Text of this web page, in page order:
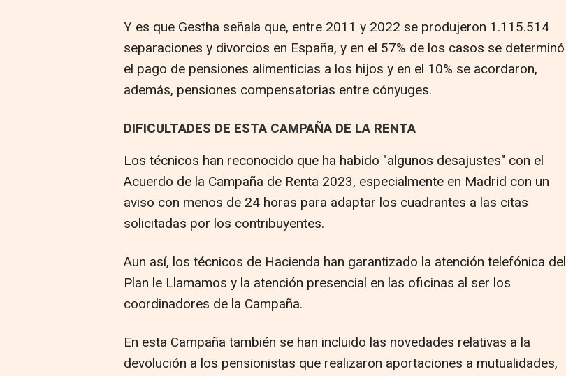
Y es que Gestha señala que, entre 2011 y 2022 se produjeron 1.115.514
separaciones y divorcios en España, y en el 57% de los casos se determinó
el pago de pensiones alimenticias a los hijos y en el 10% se acordaron,
además, pensiones compensatorias entre cónyuges.
DIFICULTADES DE ESTA CAMPAÑA DE LA RENTA
Los técnicos han reconocido que ha habido "algunos desajustes" con el
Acuerdo de la Campaña de Renta 2023, especialmente en Madrid con un
aviso con menos de 24 horas para adaptar los cuadrantes a las citas
solicitadas por los contribuyentes.
Aun así, los técnicos de Hacienda han garantizado la atención telefónica del
Plan le Llamamos y la atención presencial en las oficinas al ser los
coordinadores de la Campaña.
En esta Campaña también se han incluido las novedades relativas a la
devolución a los pensionistas que realizaron aportaciones a mutualidades,